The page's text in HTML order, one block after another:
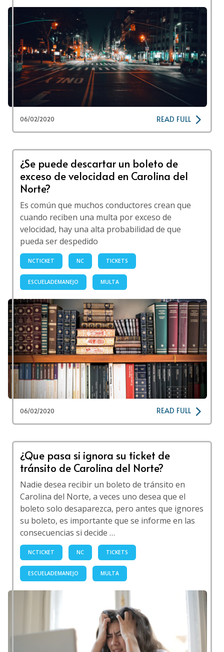
06/02/2020 READ FULL
¿Se puede descartar un boleto de
exceso de velocidad en Carolina del
Norte?
Es común que muchos conductores crean que
cuando reciben una multa por exceso de
velocidad, hay una alta probabilidad de que
pueda ser despedido
NCTICKET NC TICKETS
ESCUELADEMANEJO MULTA
06/02/2020 READ FULL
¿Que pasa si ignora su ticket de
tránsito de Carolina del Norte?
Nadie desea recibir un boleto de tránsito en
Carolina del Norte, a veces uno desea que el
boleto solo desaparezca, pero antes que ignores
su boleto, es importante que se informe en las
consecuencias si decide …
NCTICKET NC TICKETS
ESCUELADEMANEJO MULTA